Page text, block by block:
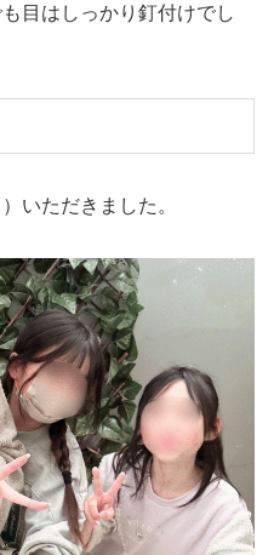
目はしっかり釘付けでし
いただきました。